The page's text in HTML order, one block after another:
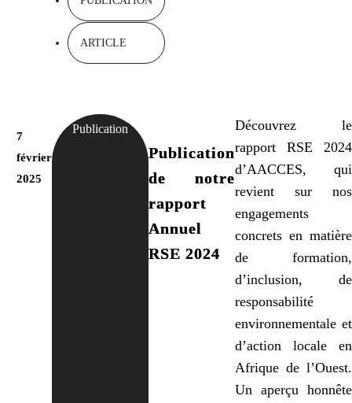
ARTICLE
7
février
2025
Publication
Publication
de notre
rapport
Annuel
RSE 2024
Découvrez le
rapport RSE 2024
d’AACCES, qui
revient sur nos
engagements
concrets en matière
de formation,
d’inclusion, de
responsabilité
environnementale et
d’action locale en
Afrique de l’Ouest.
Un aperçu honnête